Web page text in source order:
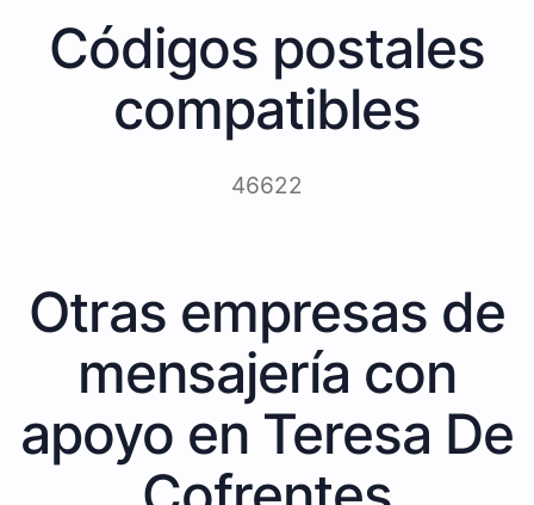
Códigos postales
compatibles
46622
Otras empresas de
mensajería con
apoyo en Teresa De